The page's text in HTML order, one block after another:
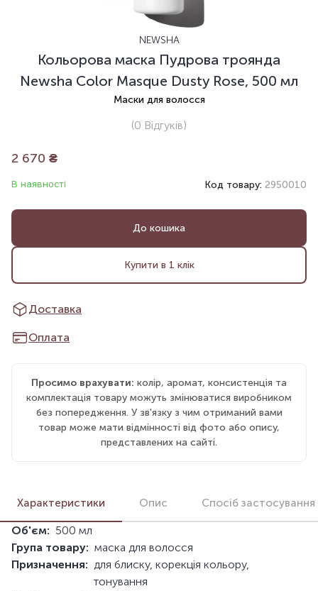
NEWSHA
Кольорова маска Пудрова троянда
Newsha Color Masque Dusty Rose, 500 мл
Маски для волосся
(0 Відгуків)
2 670 ₴
В наявності Код товару: 2950010
До кошика
Купити в 1 клік
Доставка
Оплата
Просимо врахувати: колір, аромат, консистенція та
комплектація товару можуть змінюватися виробником
без попередження. У зв'язку з чим отриманий вами
товар може мати відмінності від фото або опису,
представлених на сайті.
Характеристики Опис Спосіб застосування
Об'єм: 500 мл
Група товару: маска для волосся
Призначення: для блиску, корекція кольору,
тонування